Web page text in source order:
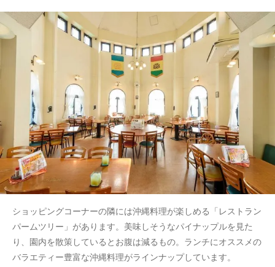
ショッピングコーナーの隣には沖縄料理が楽しめる「レストラン
パームツリー」があります。美味しそうなパイナップルを見た
り、園内を散策しているとお腹は減るもの。ランチにオススメの
バラエティー豊富な沖縄料理がラインナップしています。